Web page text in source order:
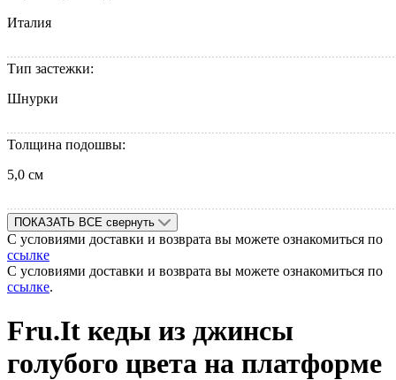
Италия
Тип застежки:
Шнурки
Толщина подошвы:
5,0 см
ПОКАЗАТЬ ВСЕ свернуть
С условиями доставки и возврата вы можете ознакомиться по
ссылке
С условиями доставки и возврата вы можете ознакомиться по
ссылке.
Fru.It кеды из джинсы
голубого цвета на платформе